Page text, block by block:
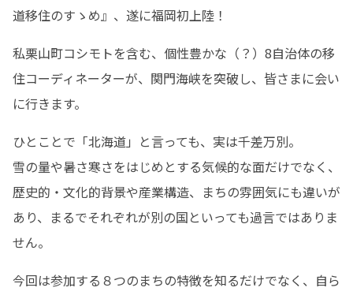
道移住のすゝめ』、遂に福岡初上陸！
私栗山町コシモトを含む、個性豊かな（？）8自治体の移
住コーディネーターが、関門海峡を突破し、皆さまに会い
に行きます。
ひとことで「北海道」と言っても、実は千差万別。
雪の量や暑さ寒さをはじめとする気候的な面だけでなく、
歴史的・文化的背景や産業構造、まちの雰囲気にも違いが
あり、まるでそれぞれが別の国といっても過言ではありま
せん。
今回は参加する８つのまちの特徴を知るだけでなく、自ら